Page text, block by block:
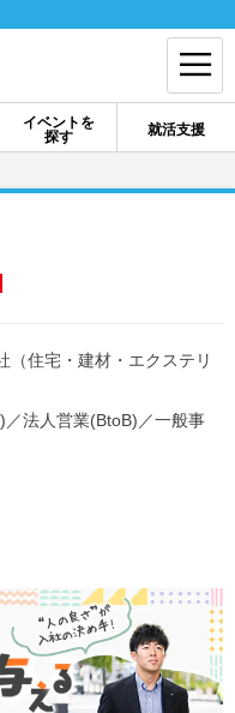
イベントを
探す
就活支援
ログイン
インターンを探す
お役立ち記事・相談室など
就活チャンネル
動画で対策講座をチェック
（住宅・建材・エクステリ
／法人営業(BtoB) ／一般事